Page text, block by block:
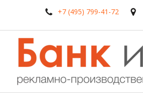
+7 (495) 799-41-72